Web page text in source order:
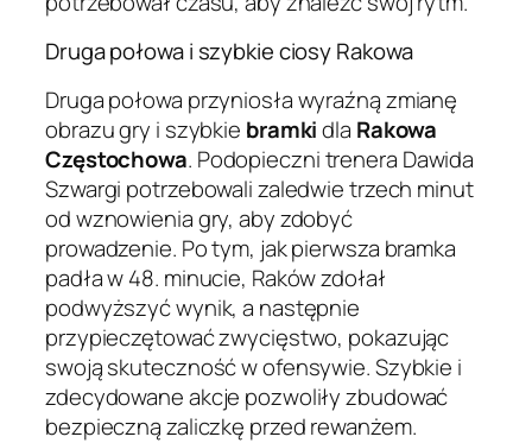
Druga połowa i szybkie ciosy Rakowa
Druga połowa przyniosła wyraźną zmianę
obrazu gry i szybkie bramkidla Rakowa
Częstochowa. Podopieczni trenera Dawida
Szwargi potrzebowali zaledwie trzech minut
od wznowienia gry, aby zdobyć
prowadzenie. Po tym, jak pierwsza bramka
padła w 48. minucie, Raków zdołał
podwyższyć wynik, a następnie
przypieczętować zwycięstwo, pokazując
swoją skuteczność w ofensywie. Szybkie i
zdecydowane akcje pozwoliły zbudować
bezpieczną zaliczkę przed rewanżem.